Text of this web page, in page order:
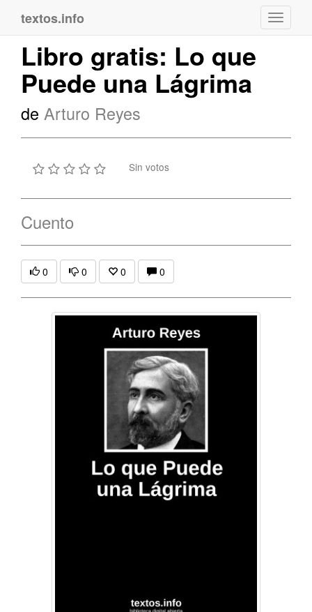
textos.info
Libro gratis: Lo que
Puede una Lágrima
de Arturo Reyes
Sin votos
Cuento
0 0 0 0